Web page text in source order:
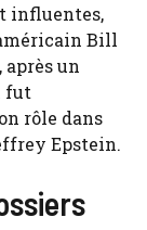
influentes,
Bill
après un
fut
rôle dans
Epstein.